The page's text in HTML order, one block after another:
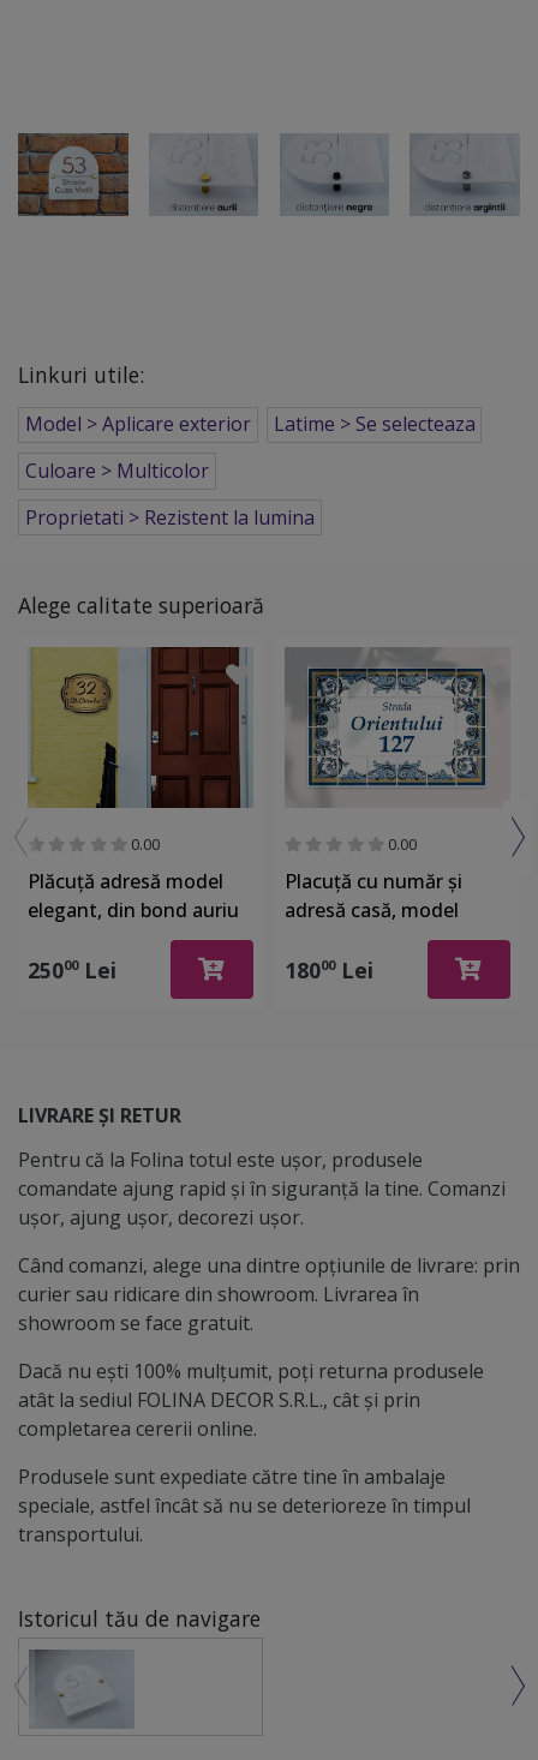
Linkuri utile:
Model > Aplicare exterior
Latime > Se selecteaza
Culoare > Multicolor
Proprietati > Rezistent la lumina
Alege calitate superioară
0.00
Plăcuță adresă model
elegant, din bond auriu
sau argintiu, si acril
negru ,cu text
personalizat prin
25000Lei
0.00
Placuță cu număr și
adresă casă, model
azulejos Lisabona,
printare UV și text
personalizat, 15x22 cm,
18000Lei
LIVRARE ȘI RETUR
Pentru că la Folina totul este ușor, produsele
comandate ajung rapid și în siguranță la tine. Comanzi
ușor, ajung ușor, decorezi ușor.
Când comanzi, alege una dintre opțiunile de livrare: prin
curier sau ridicare din showroom. Livrarea în
showroom se face gratuit.
Dacă nu ești 100% mulțumit, poți returna produsele
atât la sediul FOLINA DECOR S.R.L., cât și prin
completarea cererii online.
Produsele sunt expediate către tine în ambalaje
speciale, astfel încât să nu se deterioreze în timpul
transportului.
Istoricul tău de navigare